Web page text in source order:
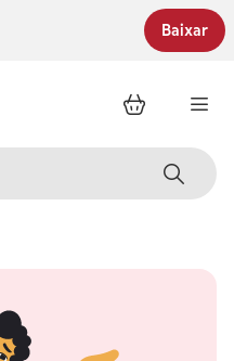
Baixar